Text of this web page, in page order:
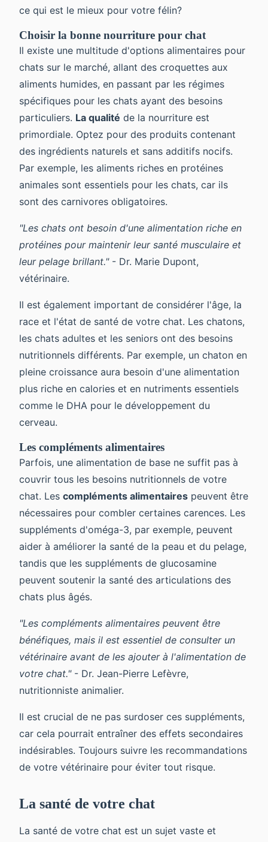
ce qui est le mieux pour votre félin?
Choisir la bonne nourriture pour chat
Il existe une multitude d'options alimentaires pour
chats sur le marché, allant des croquettes aux
aliments humides, en passant par les régimes
spécifiques pour les chats ayant des besoins
particuliers. La qualité de la nourriture est
primordiale. Optez pour des produits contenant
des ingrédients naturels et sans additifs nocifs.
Par exemple, les aliments riches en protéines
animales sont essentiels pour les chats, car ils
sont des carnivores obligatoires.
"Les chats ont besoin d'une alimentation riche en
protéines pour maintenir leur santé musculaire et
leur pelage brillant."- Dr. Marie Dupont,
vétérinaire.
Il est également important de considérer l'âge, la
race et l'état de santé de votre chat. Les chatons,
les chats adultes et les seniors ont des besoins
nutritionnels différents. Par exemple, un chaton en
pleine croissance aura besoin d'une alimentation
plus riche en calories et en nutriments essentiels
comme le DHA pour le développement du
cerveau.
Les compléments alimentaires
Parfois, une alimentation de base ne suffit pas à
couvrir tous les besoins nutritionnels de votre
chat. Les compléments alimentaires peuvent être
nécessaires pour combler certaines carences. Les
suppléments d'oméga-3, par exemple, peuvent
aider à améliorer la santé de la peau et du pelage,
tandis que les suppléments de glucosamine
peuvent soutenir la santé des articulations des
chats plus âgés.
"Les compléments alimentaires peuvent être
bénéfiques, mais il est essentiel de consulter un
vétérinaire avant de les ajouter à l'alimentation de
votre chat."- Dr. Jean-Pierre Lefèvre,
nutritionniste animalier.
Il est crucial de ne pas surdoser ces suppléments,
car cela pourrait entraîner des effets secondaires
indésirables. Toujours suivre les recommandations
de votre vétérinaire pour éviter tout risque.
La santé de votre chat
La santé de votre chat est un sujet vaste et